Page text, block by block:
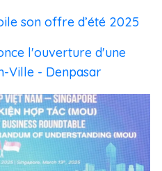
son offre d’été 2025
l'ouverture d'une
Ville - Denpasar